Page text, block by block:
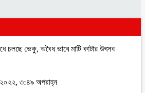
চলছে ভেকু, অবৈধ ভাবে মাটি কাটার উৎসব
২০২২, ৩:৪৯ অপরাহ্ন